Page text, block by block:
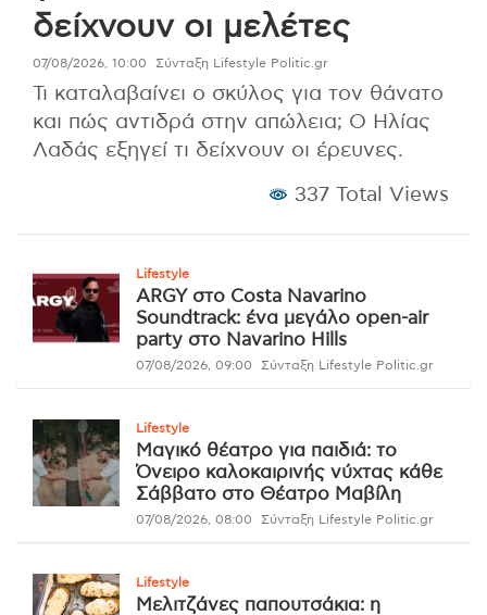
δείχνουν οι μελέτες
07/08/2026, 10:00 Σύνταξη Lifestyle Politic.gr
Τι καταλαβαίνει ο σκύλος για τον θάνατο
και πώς αντιδρά στην απώλεια; Ο Ηλίας
Λαδάς εξηγεί τι δείχνουν οι έρευνες.
337 Total Views
Lifestyle
ARGY στο Costa Navarino
Soundtrack: ένα μεγάλο open-air
party στο Navarino Hills
07/08/2026, 09:00 Σύνταξη Lifestyle Politic.gr
Lifestyle
Μαγικό θέατρο για παιδιά: το
Όνειρο καλοκαιρινής νύχτας κάθε
Σάββατο στο Θέατρο Μαβίλη
07/08/2026, 08:00 Σύνταξη Lifestyle Politic.gr
Lifestyle
Μελιτζάνες παπουτσάκια: η